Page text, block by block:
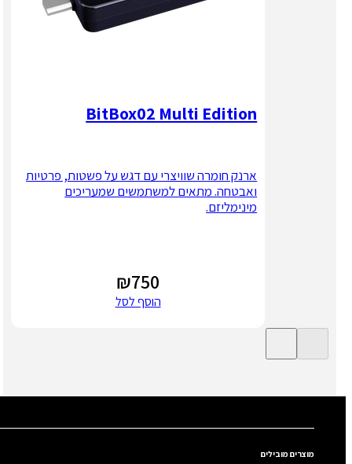
BitBox02 Multi Edition
ארנק חומרה שוויצרי עם דגש על פשטות, פרטיות
ואבטחה. מתאים למשתמשים שמעריכים
מינימליזם.
₪750
הוסף לסל
מוצרים מובילים